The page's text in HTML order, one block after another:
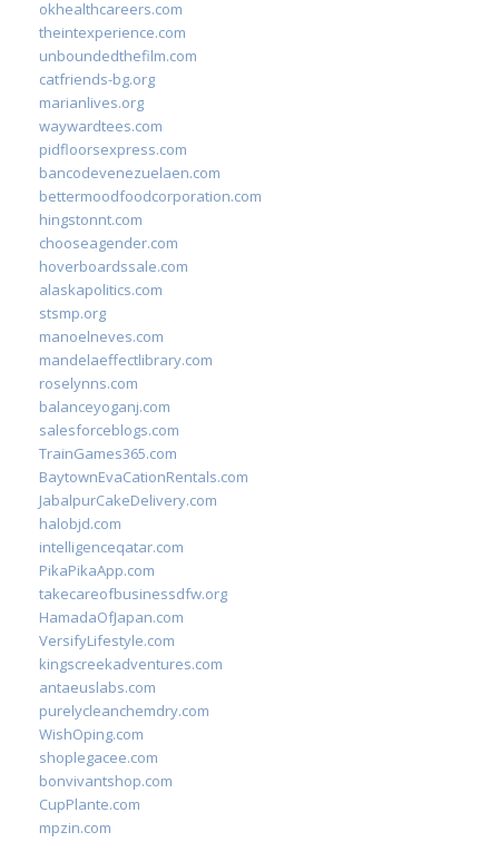
okhealthcareers.com
theintexperience.com
unboundedthefilm.com
catfriends-bg.org
marianlives.org
waywardtees.com
pidfloorsexpress.com
bancodevenezuelaen.com
bettermoodfoodcorporation.com
hingstonnt.com
chooseagender.com
hoverboardssale.com
alaskapolitics.com
stsmp.org
manoelneves.com
mandelaeffectlibrary.com
roselynns.com
balanceyoganj.com
salesforceblogs.com
TrainGames365.com
BaytownEvaCationRentals.com
JabalpurCakeDelivery.com
halobjd.com
intelligenceqatar.com
PikaPikaApp.com
takecareofbusinessdfw.org
HamadaOfJapan.com
VersifyLifestyle.com
kingscreekadventures.com
antaeuslabs.com
purelycleanchemdry.com
WishOping.com
shoplegacee.com
bonvivantshop.com
CupPlante.com
mpzin.com